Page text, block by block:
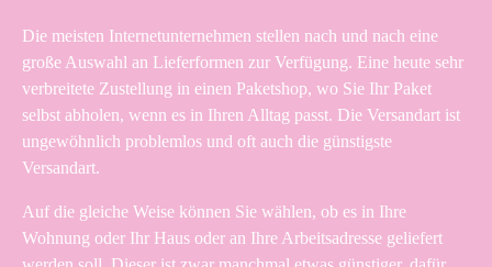
Die meisten Internetunternehmen stellen nach und nach eine
große Auswahl an Lieferformen zur Verfügung. Eine heute sehr
verbreitete Zustellung in einen Paketshop, wo Sie Ihr Paket
selbst abholen, wenn es in Ihren Alltag passt. Die Versandart ist
ungewöhnlich problemlos und oft auch die günstigste
Versandart.
Auf die gleiche Weise können Sie wählen, ob es in Ihre
Wohnung oder Ihr Haus oder an Ihre Arbeitsadresse geliefert